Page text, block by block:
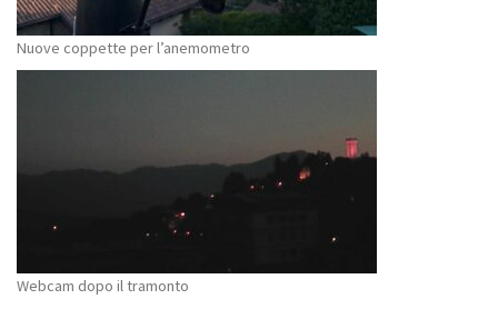
Nuove coppette per l’anemometro
Webcam dopo il tramonto